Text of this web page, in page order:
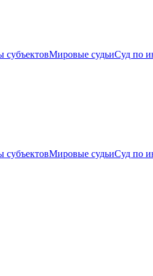
субъектовМировые судьиСуд по
субъектовМировые судьиСуд по